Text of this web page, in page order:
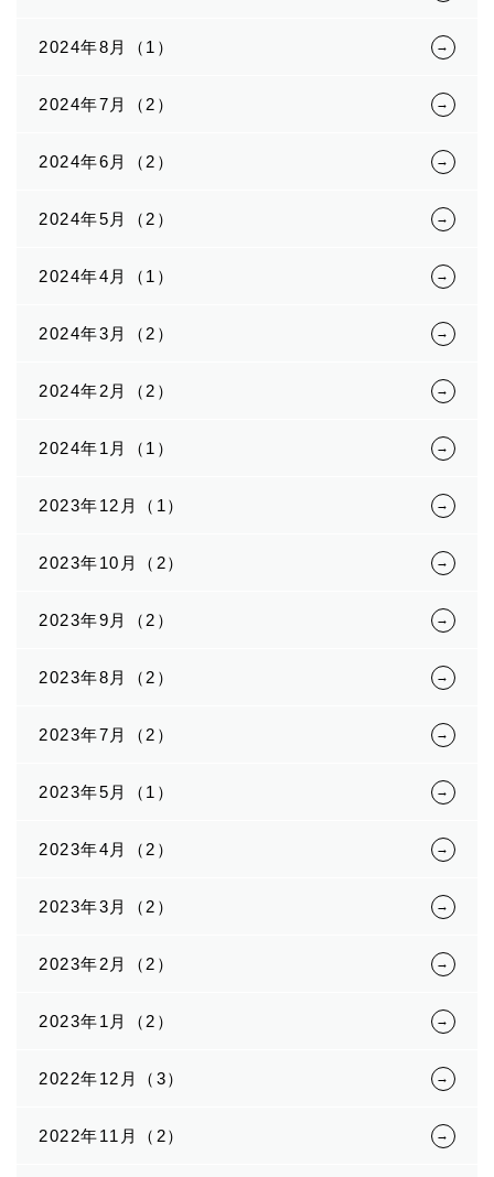
2024年8月（1）
2024年7月（2）
2024年6月（2）
2024年5月（2）
2024年4月（1）
2024年3月（2）
2024年2月（2）
2024年1月（1）
2023年12月（1）
2023年10月（2）
2023年9月（2）
2023年8月（2）
2023年7月（2）
2023年5月（1）
2023年4月（2）
2023年3月（2）
2023年2月（2）
2023年1月（2）
2022年12月（3）
2022年11月（2）